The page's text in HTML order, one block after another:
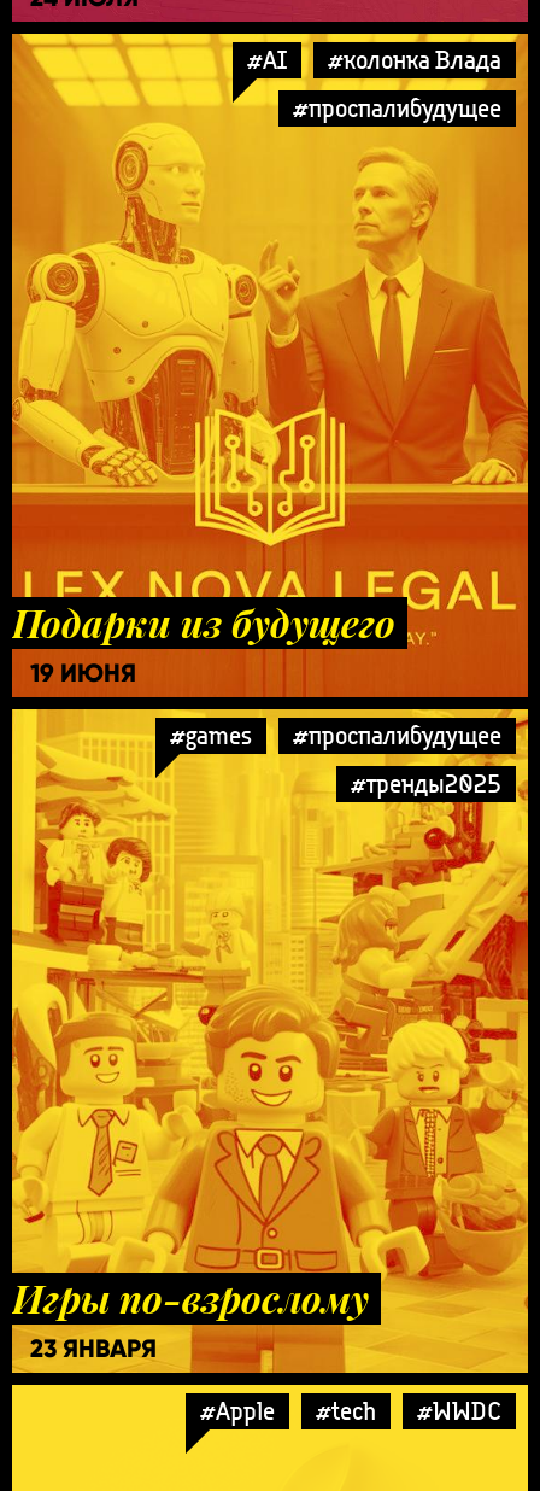
#AI
#колонка Влада
#проспалибудущее
Подарки из будущего
19 ИЮНЯ
#games
#проспалибудущее
#тренды2025
Игры по-взрослому
23 ЯНВАРЯ
#Apple #tech #WWDC